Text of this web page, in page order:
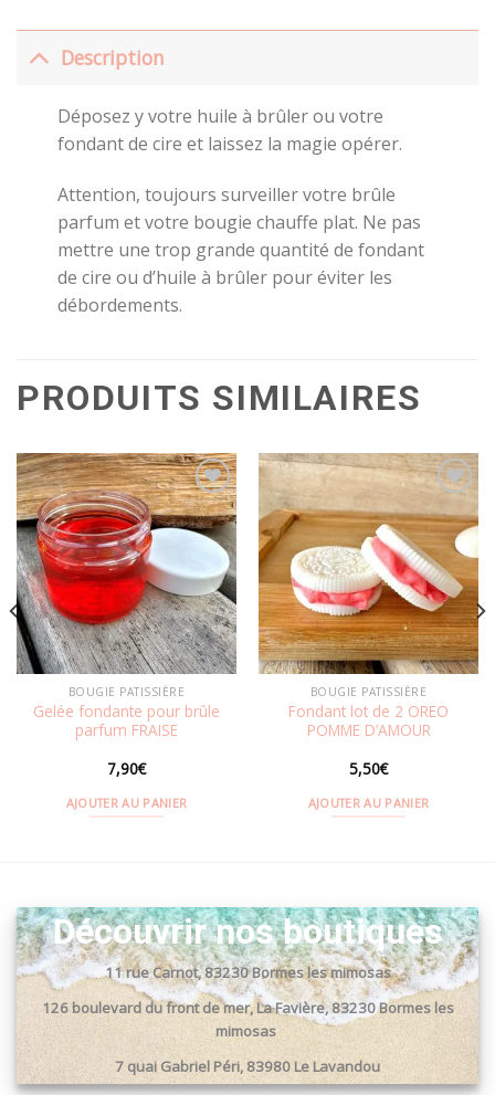
Description
Déposez y votre huile à brûler ou votre
fondant de cire et laissez la magie opérer.
Attention, toujours surveiller votre brûle
parfum et votre bougie chauffe plat. Ne pas
mettre une trop grande quantité de fondant
de cire ou d’huile à brûler pour éviter les
débordements.
PRODUITS SIMILAIRES
Ajouter
wishlist
BOUGIE PATISSIÈRE
Gelée fondante pour brûle
parfum FRAISE
7,90€
AJOUTER AU PANIER
Ajouter
à la
wishlist
BOUGIE PATISSIÈRE
Fondant lot de 2 OREO
POMME D’AMOUR
5,50€
AJOUTER AU PANIER
Découvrir nos boutiques
11 rue Carnot, 83230 Bormes les mimosas
126 boulevard du front de mer, La Favière, 83230 Bormes les
mimosas
7 quai Gabriel Péri, 83980 Le Lavandou